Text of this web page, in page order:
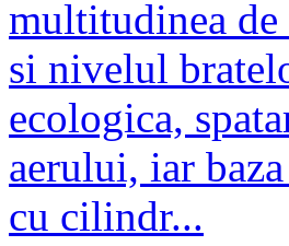
multitudinea de
si nivelul
ecologica,
aerului, iar
cu cilindr...